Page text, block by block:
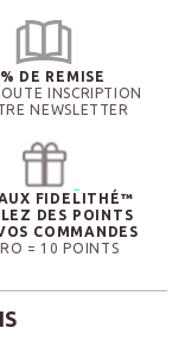
DE REMISE
INSCRIPTION
NEWSLETTER
FIDELITHÉ™
DES POINTS
COMMANDES
= 10 POINTS